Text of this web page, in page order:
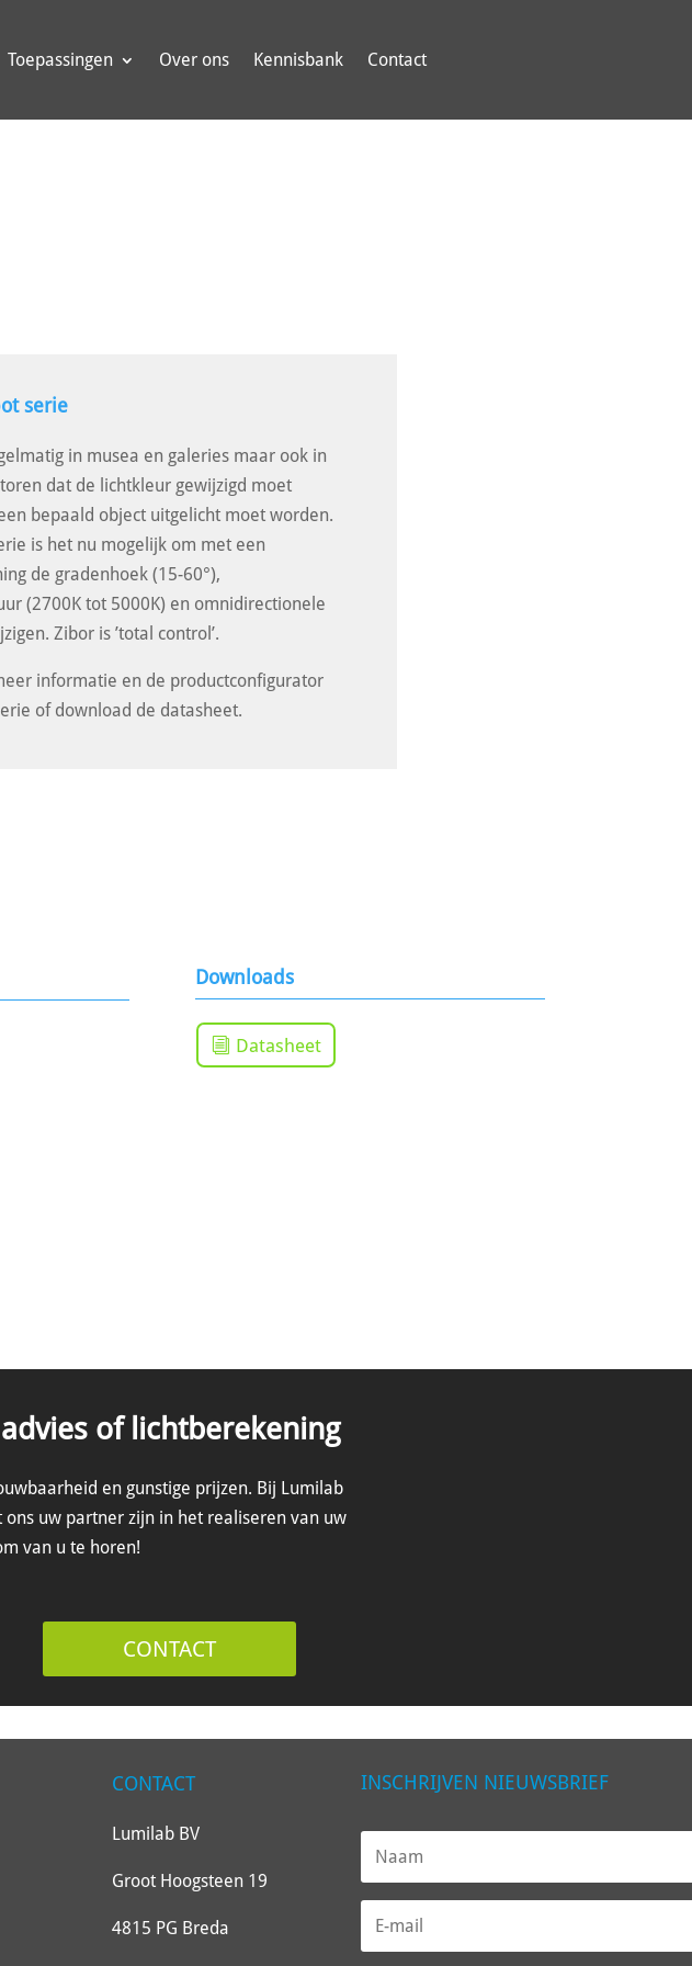
Toepassingen Over ons Kennisbank Contact
serie
in musea en galeries maar ook in
dat de lichtkleur gewijzigd moet
bepaald object uitgelicht moet worden.
is het nu mogelijk om met een
de gradenhoek (15-60°),
(2700K tot 5000K) en omnidirectionele
Zibor is ’total control’.
informatie en de productconfigurator
of download de datasheet.
Downloads
Datasheet
of lichtberekening
en gunstige prijzen. Bij Lumilab
uw partner zijn in het realiseren van uw
van u te horen!
CONTACT
CONTACT
Lumilab BV
Groot Hoogsteen 19
4815 PG Breda
INSCHRIJVEN NIEUWSBRIEF